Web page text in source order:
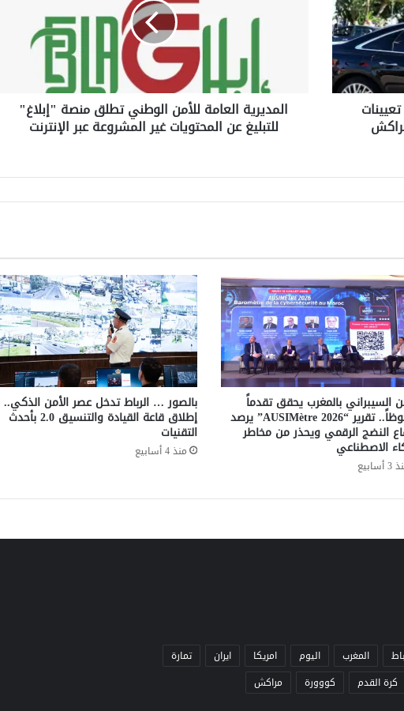
ة
ل
ن
ا
ل
و
ط
ن
ي
ت
ط
ل
ق
م
ب
ت
ل
المديرية العامة للأمن الوطني تطلق منصة "إبلاغ"
للتبليغ عن المحتويات غير المشروعة عبر الإنترنت
السيبراني بالمغرب يحقق تقدماً
ملحوظاً.. تقرير “AUSIMètre 2026” يرصد
النضج الرقمي ويحذر من مخاطر
الاصطناعي
بالصور … الرباط تدخل عصر الأمن الذكي..
إطلاق قاعة القيادة والتنسيق 2.0 بأحدث
التقنيات
منذ 4 أسابيع
المغرب اليوم امريكا ايران
تمارة
كرة القدم كووورة مراكش